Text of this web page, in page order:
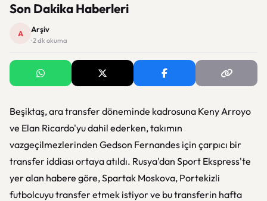
Son Dakika Haberleri
A Arşiv
· 2 dk okuma
Beşiktaş, ara transfer döneminde kadrosuna Keny Arroyo
ve Elan Ricardo'yu dahil ederken, takımın
vazgeçilmezlerinden Gedson Fernandes için çarpıcı bir
transfer iddiası ortaya atıldı. Rusya'dan Sport Ekspress'te
yer alan habere göre, Spartak Moskova, Portekizli
futbolcuyu transfer etmek istiyor ve bu transferin hafta